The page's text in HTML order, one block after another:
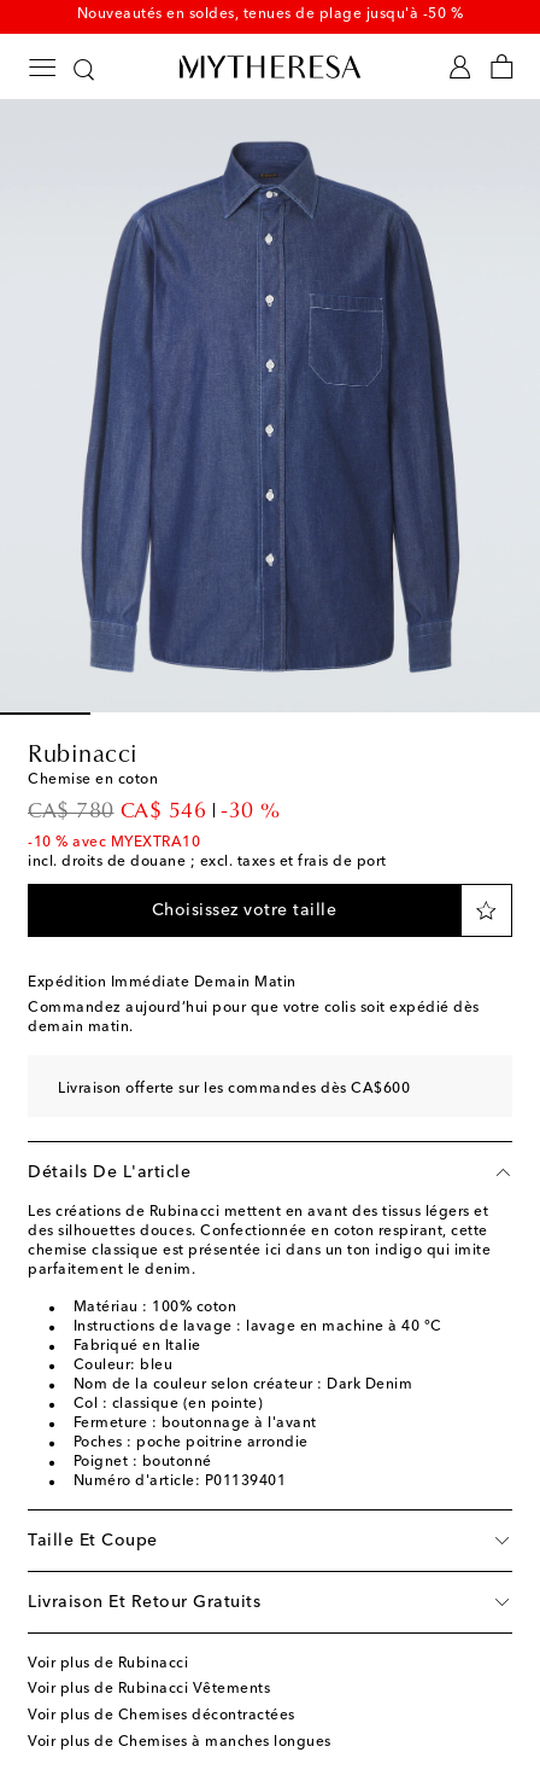
Nouveautés en soldes, tenues de plage jusqu'à -50 %
Rubinacci
Chemise en coton
CA$ 780
original priceCA$ 546
discount price
-30 %
-10 % avec MYEXTRA10
incl. droits de douane ; excl. taxes et frais de port
Choisissez votre taille
Expédition Immédiate Demain Matin
Commandez aujourd’hui pour que votre colis soit expédié dès
demain matin.
Livraison offerte sur les commandes dès CA$600
Détails De L'article
Les créations de Rubinacci mettent en avant des tissus légers et
des silhouettes douces. Confectionnée en coton respirant, cette
chemise classique est présentée ici dans un ton indigo qui imite
parfaitement le denim.
Matériau : 100% coton
Instructions de lavage : lavage en machine à 40 °C
Fabriqué en Italie
Couleur: bleu
Nom de la couleur selon créateur : Dark Denim
Col : classique (en pointe)
Fermeture : boutonnage à l'avant
Poches : poche poitrine arrondie
Poignet : boutonné
Numéro d'article: P01139401
Taille Et Coupe
Livraison Et Retour Gratuits
Voir plus de Rubinacci
Voir plus de Rubinacci Vêtements
Voir plus de Chemises décontractées
Voir plus de Chemises à manches longues